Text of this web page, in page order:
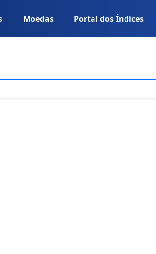
Moedas Portal dos Índices